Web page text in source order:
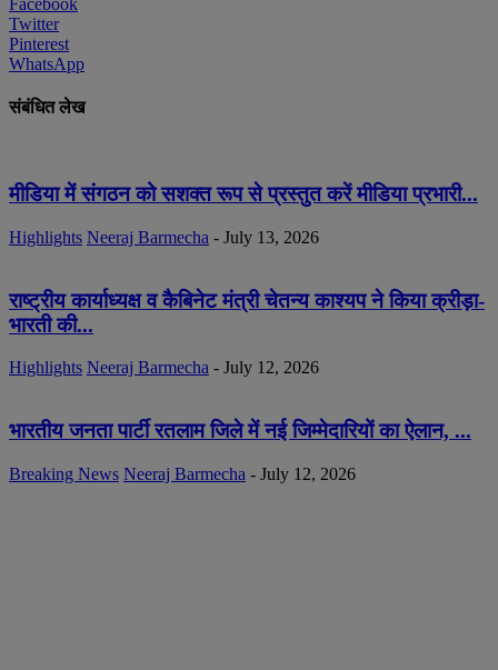
Twitter
Pinterest
WhatsApp
संबंधित लेख
मीडिया में संगठन को सशक्त रूप से प्रस्तुत करें मीडिया प्रभारी...
Highlights Neeraj Barmecha - July 13, 2026
राष्ट्रीय कार्याध्यक्ष व कैबिनेट मंत्री चेतन्य काश्यप ने किया क्रीड़ा-
भारती की...
Highlights Neeraj Barmecha - July 12, 2026
भारतीय जनता पार्टी रतलाम जिले में नई जिम्मेदारियों का ऐलान, ...
Breaking News Neeraj Barmecha - July 12, 2026